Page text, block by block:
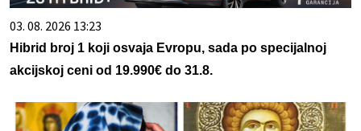
03. 08. 2026 13:23
Hibrid broj 1 koji osvaja Evropu, sada po specijalnoj
akcijskoj ceni od 19.990€ do 31.8.